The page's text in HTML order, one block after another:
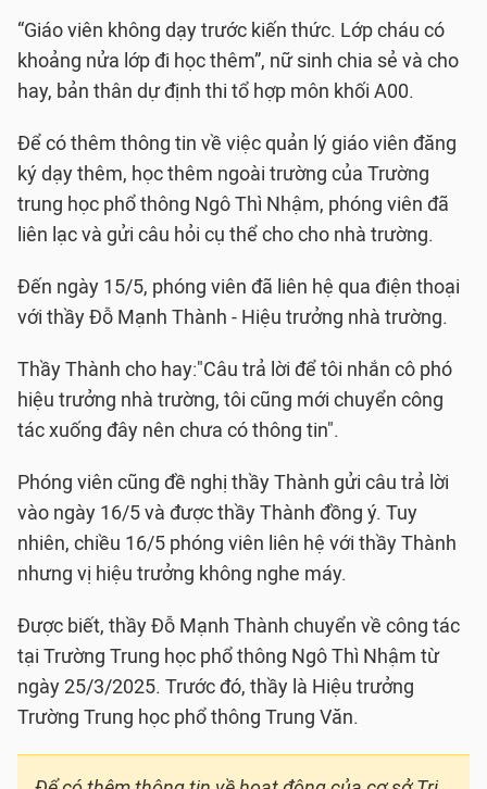
“Giáo viên không dạy trước kiến thức. Lớp cháu có
khoảng nửa lớp đi học thêm”, nữ sinh chia sẻ và cho
hay, bản thân dự định thi tổ hợp môn khối A00.
Để có thêm thông tin về việc quản lý giáo viên đăng
ký dạy thêm, học thêm ngoài trường của Trường
trung học phổ thông Ngô Thì Nhậm, phóng viên đã
liên lạc và gửi câu hỏi cụ thể cho cho nhà trường.
Đến ngày 15/5, phóng viên đã liên hệ qua điện thoại
với thầy Đỗ Mạnh Thành - Hiệu trưởng nhà trường.
Thầy Thành cho hay:"Câu trả lời để tôi nhắn cô phó
hiệu trưởng nhà trường, tôi cũng mới chuyển công
tác xuống đây nên chưa có thông tin".
Phóng viên cũng đề nghị thầy Thành gửi câu trả lời
vào ngày 16/5 và được thầy Thành đồng ý. Tuy
nhiên, chiều 16/5 phóng viên liên hệ với thầy Thành
nhưng vị hiệu trưởng không nghe máy.
Được biết, thầy Đỗ Mạnh Thành chuyển về công tác
tại Trường Trung học phổ thông Ngô Thì Nhậm từ
ngày 25/3/2025. Trước đó, thầy là Hiệu trưởng
Trường Trung học phổ thông Trung Văn.